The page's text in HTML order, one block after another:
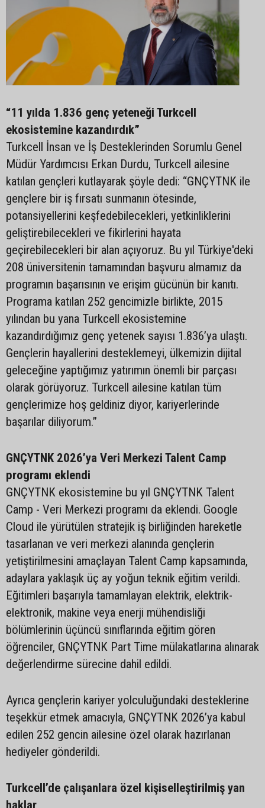
“11 yılda 1.836 genç yeteneği Turkcell
ekosistemine kazandırdık”
Turkcell İnsan ve İş Desteklerinden Sorumlu Genel
Müdür Yardımcısı Erkan Durdu, Turkcell ailesine
katılan gençleri kutlayarak şöyle dedi: “GNÇYTNK ile
gençlere bir iş fırsatı sunmanın ötesinde,
potansiyellerini keşfedebilecekleri, yetkinliklerini
geliştirebilecekleri ve fikirlerini hayata
geçirebilecekleri bir alan açıyoruz. Bu yıl Türkiye'deki
208 üniversitenin tamamından başvuru almamız da
programın başarısının ve erişim gücünün bir kanıtı.
Programa katılan 252 gencimizle birlikte, 2015
yılından bu yana Turkcell ekosistemine
kazandırdığımız genç yetenek sayısı 1.836’ya ulaştı.
Gençlerin hayallerini desteklemeyi, ülkemizin dijital
geleceğine yaptığımız yatırımın önemli bir parçası
olarak görüyoruz. Turkcell ailesine katılan tüm
gençlerimize hoş geldiniz diyor, kariyerlerinde
başarılar diliyorum.”
GNÇYTNK 2026’ya Veri Merkezi Talent Camp
programı eklendi
GNÇYTNK ekosistemine bu yıl GNÇYTNK Talent
Camp - Veri Merkezi programı da eklendi. Google
Cloud ile yürütülen stratejik iş birliğinden hareketle
tasarlanan ve veri merkezi alanında gençlerin
yetiştirilmesini amaçlayan Talent Camp kapsamında,
adaylara yaklaşık üç ay yoğun teknik eğitim verildi.
Eğitimleri başarıyla tamamlayan elektrik, elektrik-
elektronik, makine veya enerji mühendisliği
bölümlerinin üçüncü sınıflarında eğitim gören
öğrenciler, GNÇYTNK Part Time mülakatlarına alınarak
değerlendirme sürecine dahil edildi.
Ayrıca gençlerin kariyer yolculuğundaki desteklerine
teşekkür etmek amacıyla, GNÇYTNK 2026’ya kabul
edilen 252 gencin ailesine özel olarak hazırlanan
hediyeler gönderildi.
Turkcell’de çalışanlara özel kişiselleştirilmiş yan
haklar